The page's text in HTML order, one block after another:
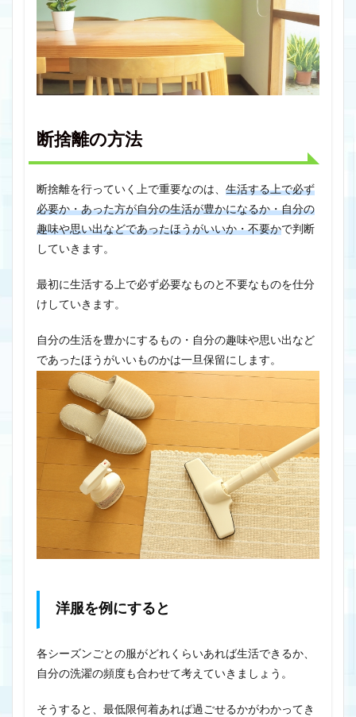
断捨離の方法
断捨離を行っていく上で重要なのは、 生活する上で必ず
必要か・あった方が自分の生活が豊かになるか・自分の
趣味や思い出などであったほうがいいか・不要かで判断
していきます。
最初に生活する上で必ず必要なものと不要なものを仕分
けしていきます。
自分の生活を豊かにするもの・自分の趣味や思い出など
であったほうがいいものかは一旦保留にします。
洋服を例にすると
各シーズンごとの服がどれくらいあれば生活できるか、
自分の洗濯の頻度も合わせて考えていきましょう。
そうすると、最低限何着あれば過ごせるかがわかってき